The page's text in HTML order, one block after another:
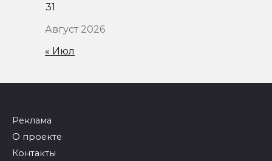
Август 2026
31
« Июл
Реклама
О проекте
Контакты